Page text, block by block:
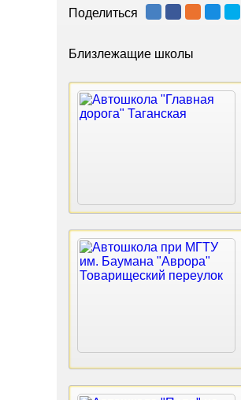
Поделиться
Близлежащие школы